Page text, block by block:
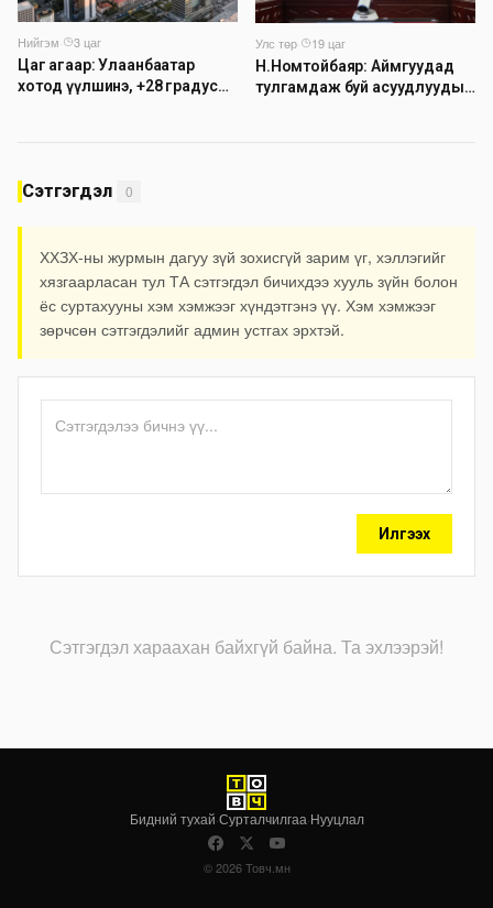
Нийгэм·
3 цаг
Цаг агаар: Улаанбаатар
хотод үүлшинэ, +28 градус
Улс төр·
19 цаг
Н.Номтойбаяр: Аймгуудад
тулгамдаж буй асуудлуудыг
Сэтгэгдэл 0
ХХЗХ-ны журмын дагуу зүй зохисгүй зарим үг, хэллэгийг
хязгаарласан тул ТА сэтгэгдэл бичихдээ хууль зүйн болон
ёс суртахууны хэм хэмжээг хүндэтгэнэ үү. Хэм хэмжээг
зөрчсөн сэтгэгдэлийг админ устгах эрхтэй.
Илгээх
Сэтгэгдэл хараахан байхгүй байна. Та эхлээрэй!
Бидний тухай·Сурталчилгаа·Нууцлал
© 2026 Товч.мн